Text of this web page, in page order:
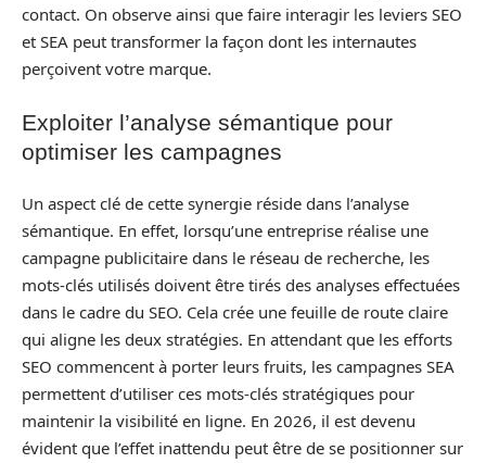
contact. On observe ainsi que faire interagir les leviers SEO
et SEA peut transformer la façon dont les internautes
perçoivent votre marque.
Exploiter l’analyse sémantique pour
optimiser les campagnes
Un aspect clé de cette synergie réside dans l’analyse
sémantique. En effet, lorsqu’une entreprise réalise une
campagne publicitaire dans le réseau de recherche, les
mots-clés utilisés doivent être tirés des analyses effectuées
dans le cadre du SEO. Cela crée une feuille de route claire
qui aligne les deux stratégies. En attendant que les efforts
SEO commencent à porter leurs fruits, les campagnes SEA
permettent d’utiliser ces mots-clés stratégiques pour
maintenir la visibilité en ligne. En 2026, il est devenu
évident que l’effet inattendu peut être de se positionner sur